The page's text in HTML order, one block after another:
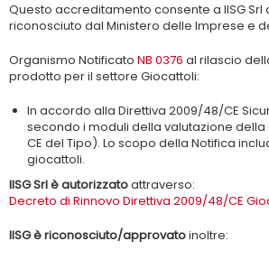
Questo accreditamento consente a IISG Srl
riconosciuto dal Ministero delle Imprese e
Organismo Notificato NB 0376 al rilascio
prodotto per il settore Giocattoli:
In accordo alla Direttiva 2009/48/CE
secondo i moduli della valutazione della
CE del Tipo). Lo scopo della Notifica
giocattoli.
IISG Srl è autorizzatoattraverso:
Decreto di Rinnovo Direttiva 2009/48/CE
IISG è riconosciuto/approvatoinoltre: